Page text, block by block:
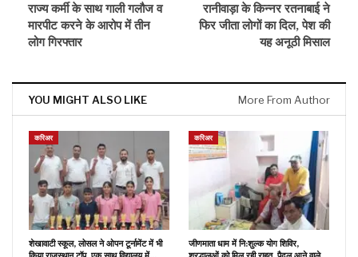
राज्य कर्मी के साथ गाली गलौज व
मारपीट करने के आरोप में तीन
लोग गिरफ्तार
रानीवाड़ा के किन्नर रतनाबाई ने
फिर जीता लोगों का दिल, पेश की
यह अनूठी मिसाल
YOU MIGHT ALSO LIKE More From Author
करिअर
शेखावाटी स्कूल, लोसल ने ओपन टूर्नामेंट में भी
करिअर
जीणमाता धाम में नि:शुल्क योग शिविर,